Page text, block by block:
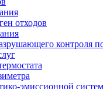
отходов
контроля
эмиссионной